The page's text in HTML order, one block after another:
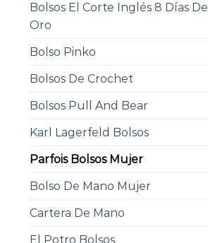
Bolsos El Corte Inglés 8 Días De
Oro
Bolso Pinko
Bolsos De Crochet
Bolsos Pull And Bear
Karl Lagerfeld Bolsos
Parfois Bolsos Mujer
Bolso De Mano Mujer
Cartera De Mano
El Potro Bolsos